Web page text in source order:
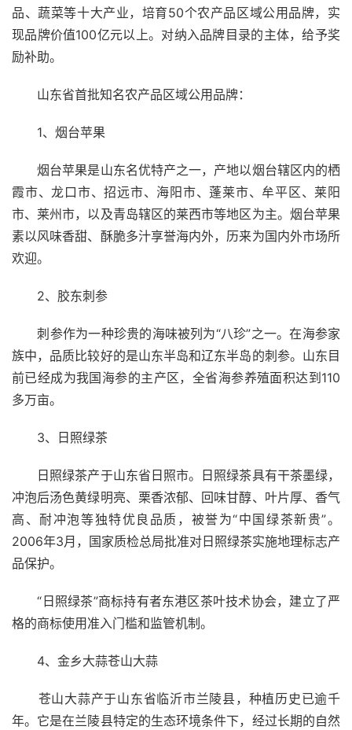
品、蔬菜等十大产业，培育50个农产品区域公用品牌，实
现品牌价值100亿元以上。对纳入品牌目录的主体，给予奖
励补助。
山东省首批知名农产品区域公用品牌：
1、烟台苹果
烟台苹果是山东名优特产之一，产地以烟台辖区内的栖
霞市、龙口市、招远市、海阳市、蓬莱市、牟平区、莱阳
市、莱州市，以及青岛辖区的莱西市等地区为主。烟台苹果
素以风味香甜、酥脆多汁享誉海内外，历来为国内外市场所
欢迎。
2、胶东刺参
刺参作为一种珍贵的海味被列为“八珍”之一。在海参家
族中，品质比较好的是山东半岛和辽东半岛的刺参。山东目
前已经成为我国海参的主产区，全省海参养殖面积达到110
多万亩。
3、日照绿茶
日照绿茶产于山东省日照市。日照绿茶具有干茶墨绿，
冲泡后汤色黄绿明亮、栗香浓郁、回味甘醇、叶片厚、香气
高、耐冲泡等独特优良品质，被誉为“中国绿茶新贵”。
2006年3月，国家质检总局批准对日照绿茶实施地理标志产
品保护。
“日照绿茶”商标持有者东港区茶叶技术协会，建立了严
格的商标使用准入门槛和监管机制。
4、金乡大蒜苍山大蒜
苍山大蒜产于山东省临沂市兰陵县，种植历史已逾千
年。它是在兰陵县特定的生态环境条件下，经过长期的自然